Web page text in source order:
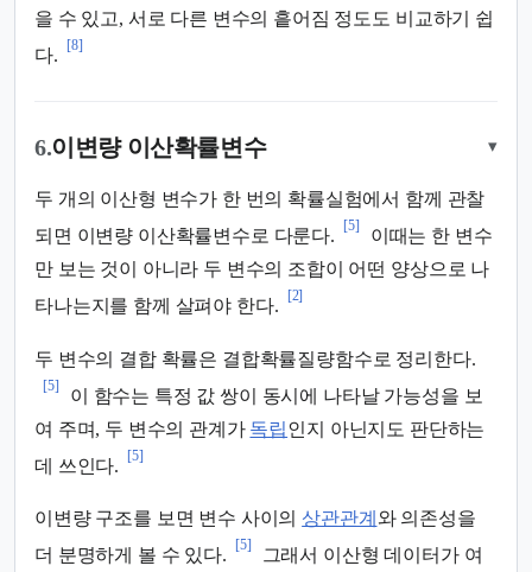
을 수 있고, 서로 다른 변수의 흩어짐 정도도 비교하기 쉽
다.
[8]
6.이변량 이산확률변수 ▾
두 개의 이산형 변수가 한 번의 확률실험에서 함께 관찰
되면 이변량 이산확률변수로 다룬다.
[5]
이때는 한 변수
만 보는 것이 아니라 두 변수의 조합이 어떤 양상으로 나
타나는지를 함께 살펴야 한다.
[2]
두 변수의 결합 확률은 결합확률질량함수로 정리한다.
[5]
이 함수는 특정 값 쌍이 동시에 나타날 가능성을 보
여 주며, 두 변수의 관계가 독립인지 아닌지도 판단하는
데 쓰인다.
[5]
이변량 구조를 보면 변수 사이의 상관관계 와 의존성을
더 분명하게 볼 수 있다.
[5]
그래서 이산형 데이터가 여